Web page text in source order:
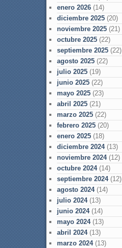
enero 2026(14)
diciembre 2025(20)
noviembre 2025(21)
octubre 2025(22)
septiembre 2025(22)
agosto 2025(22)
julio 2025(19)
junio 2025(22)
mayo 2025(23)
abril 2025(21)
marzo 2025(22)
febrero 2025(20)
enero 2025(18)
diciembre 2024(13)
noviembre 2024(12)
octubre 2024(14)
septiembre 2024(12)
agosto 2024(14)
julio 2024(13)
junio 2024(14)
mayo 2024(13)
abril 2024(13)
marzo 2024(13)